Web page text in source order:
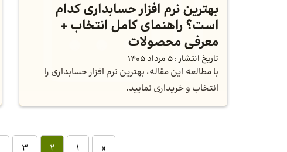
بهترین نرم افزار حسابداری کدام
است؟ راهنمای کامل انتخاب +
معرفی محصولات
تاریخ انتشار : 5 مرداد 1405
با مطالعه این مقاله، بهترین نرم افزار حسابداری را
انتخاب و خریداری نمایید.
«
1
2
3